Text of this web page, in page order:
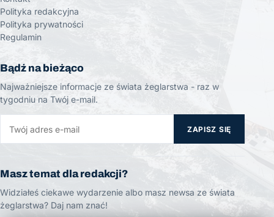
Polityka redakcyjna
Polityka prywatności
Regulamin
Bądź na bieżąco
Najważniejsze informacje ze świata żeglarstwa - raz w
tygodniu na Twój e-mail.
ZAPISZ SIĘ
Masz temat dla redakcji?
Widziałeś ciekawe wydarzenie albo masz newsa ze świata
żeglarstwa? Daj nam znać!